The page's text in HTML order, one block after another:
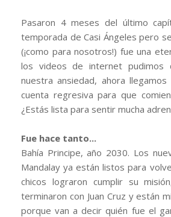
Pasaron 4 meses del último
temporada de Casi Ángeles pero
(¡como para nosotros!) fue una
los videos de internet pudimos
nuestra ansiedad, ahora
cuenta regresiva para que
¿Estás lista para sentir mucha
Fue hace tanto...
Bahía Principe, año 2030. Los
Mandalay ya están listos para
chicos lograron cumplir su
terminaron con Juan Cruz y están
porque van a decir quién fue el